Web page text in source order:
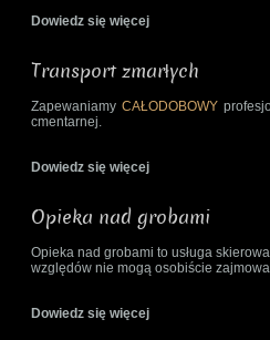
Dowiedz się więcej
Transport zmarłych
Zapewaniamy CAŁODOBOWY
cmentarnej.
Dowiedz się więcej
Opieka nad grobami
Opieka nad grobami to usługa
względów nie mogą osobiście
Dowiedz się więcej